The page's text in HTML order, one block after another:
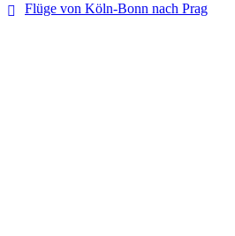
Flüge von Köln-Bonn nach Prag